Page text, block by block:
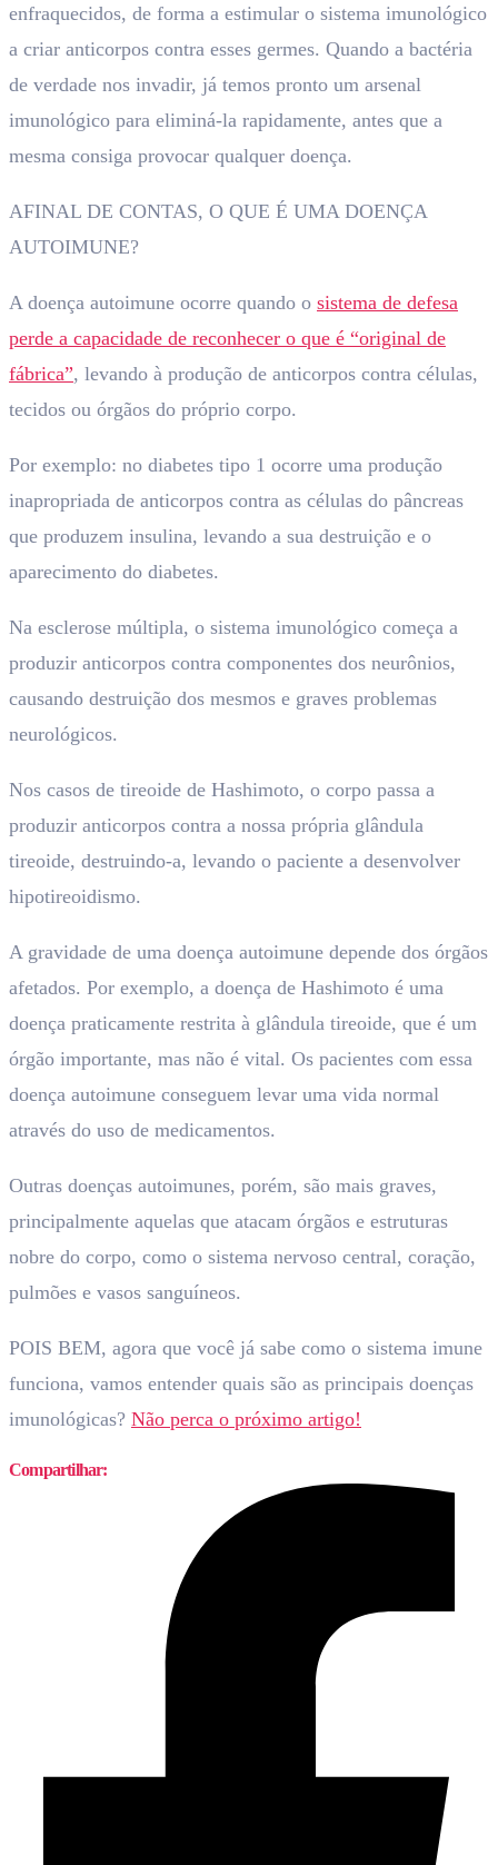
enfraquecidos, de forma a estimular o sistema imunológico
a criar anticorpos contra esses germes. Quando a bactéria
de verdade nos invadir, já temos pronto um arsenal
imunológico para eliminá-la rapidamente, antes que a
mesma consiga provocar qualquer doença.
AFINAL DE CONTAS, O QUE É UMA DOENÇA
AUTOIMUNE?
A doença autoimune ocorre quando o sistema de defesa
perde a capacidade de reconhecer o que é “original de
fábrica”, levando à produção de anticorpos contra células,
tecidos ou órgãos do próprio corpo.
Por exemplo: no diabetes tipo 1 ocorre uma produção
inapropriada de anticorpos contra as células do pâncreas
que produzem insulina, levando a sua destruição e o
aparecimento do diabetes.
Na esclerose múltipla, o sistema imunológico começa a
produzir anticorpos contra componentes dos neurônios,
causando destruição dos mesmos e graves problemas
neurológicos.
Nos casos de tireoide de Hashimoto, o corpo passa a
produzir anticorpos contra a nossa própria glândula
tireoide, destruindo-a, levando o paciente a desenvolver
hipotireoidismo.
A gravidade de uma doença autoimune depende dos órgãos
afetados. Por exemplo, a doença de Hashimoto é uma
doença praticamente restrita à glândula tireoide, que é um
órgão importante, mas não é vital. Os pacientes com essa
doença autoimune conseguem levar uma vida normal
através do uso de medicamentos.
Outras doenças autoimunes, porém, são mais graves,
principalmente aquelas que atacam órgãos e estruturas
nobre do corpo, como o sistema nervoso central, coração,
pulmões e vasos sanguíneos.
POIS BEM, agora que você já sabe como o sistema imune
funciona, vamos entender quais são as principais doenças
imunológicas? Não perca o próximo artigo!
Compartilhar: